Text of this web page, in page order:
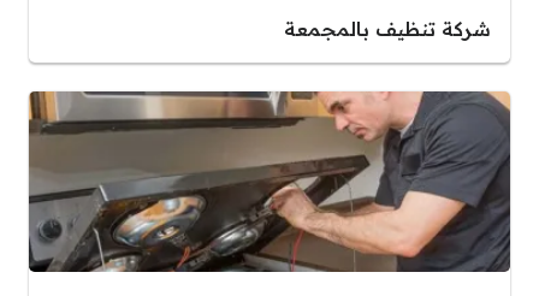
شركة تنظيف بالمجمعة